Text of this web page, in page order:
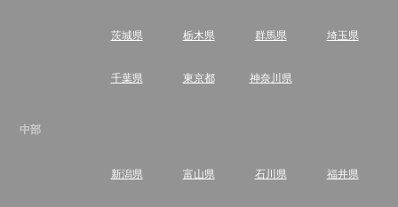
茨城県 栃木県 群馬県 埼玉県
千葉県 東京都 神奈川県
中部
新潟県 富山県 石川県 福井県